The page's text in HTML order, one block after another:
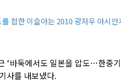
접한 이슬아는 2010 광저우 아시
‘바둑에서도 일본을 압도…한중
사를 내보냈다.